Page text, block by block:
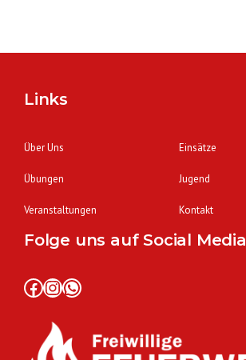
Links
Über Uns Einsätze
Übungen Jugend
Veranstaltungen Kontakt
Folge uns auf Social Media
Facebook InstagramWhatsApp